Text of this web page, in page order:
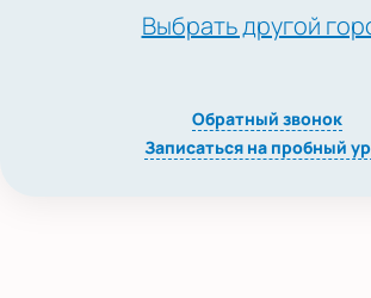
Выбрать другой
Обратный звонок
Записаться на пробный